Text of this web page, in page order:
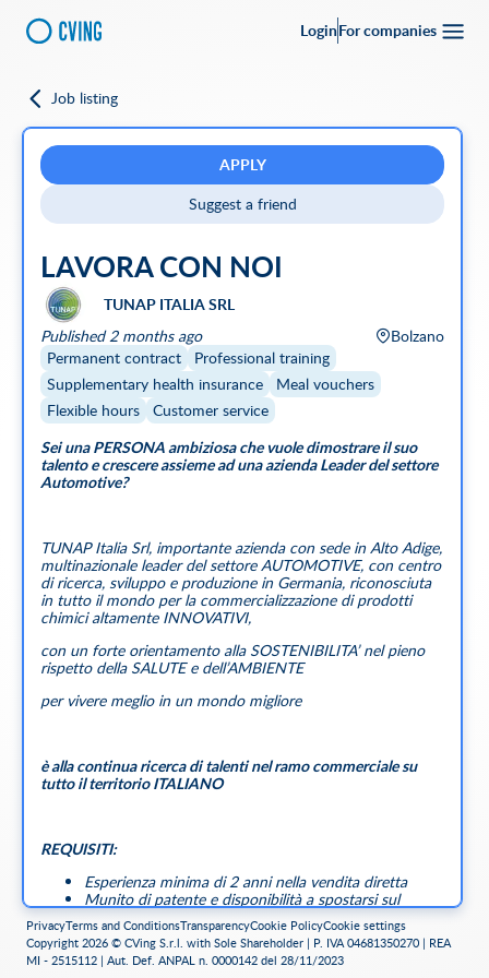
LoginFor companies
Full-time Full Remote CVing Referral
SEARCH
Featured companies
Go back
Job listing
APPLY
Suggest a friend
LAVORA CON NOI
TUNAP ITALIA SRL
Published 2 months ago
Bolzano
Permanent contract
Professional training
Supplementary health insurance
Meal vouchers
Flexible hours
Customer service
Sei una PERSONA ambiziosa che vuole dimostrare il suo
talento e crescere assieme ad una azienda Leader del settore
Automotive?
TUNAP Italia Srl, importante azienda con sede in Alto Adige,
multinazionale leader del settore AUTOMOTIVE, con centro
di ricerca, sviluppo e produzione in Germania, riconosciuta
in tutto il mondo per la commercializzazione di prodotti
chimici altamente INNOVATIVI,
con un forte orientamento alla SOSTENIBILITA’ nel pieno
rispetto della SALUTE e dell’AMBIENTE
per vivere meglio in un mondo migliore
è alla continua ricerca di talenti nel ramo commerciale su
tutto il territorio ITALIANO
REQUISITI:
Esperienza minima di 2 anni nella vendita diretta
Munito di patente e disponibilità a spostarsi sul
territorio di competenza
Predisposizione a lavorare per obiettivi
Elevate capacità comunicative e leadership
Organizzazione, ambizione, dinamicità, metodo e
PrivacyTerms and ConditionsTransparencyCookie PolicyCookie settings
Copyright 2026 © CVing S.r.l. with Sole Shareholder | P. IVA 04681350270 | REA
MI - 2515112 | Aut. Def. ANPAL n. 0000142 del 28/11/2023